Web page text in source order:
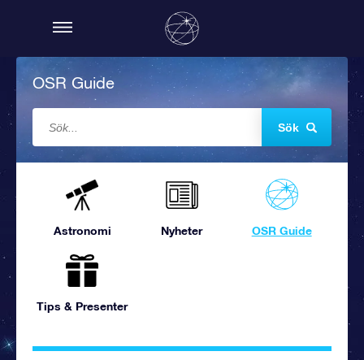
OSR Guide
Sök
Astronomi Nyheter OSR Guide
Tips & Presenter